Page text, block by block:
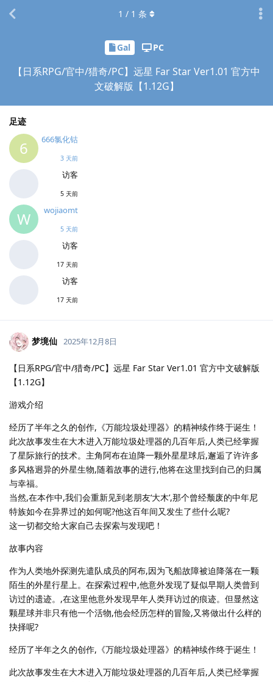
Gal PC
【日系RPG/官中/猎奇/PC】远星 Far Star Ver1.01 官方中
文破解版【1.12G】
足迹
6 666氯化钴
3 天前
访客
5 天前
W wojiaomt
5 天前
访客
17 天前
访客
17 天前
1 / 1 条
梦境仙 2025年12月8日
【日系RPG/官中/猎奇/PC】远星 Far Star Ver1.01 官方中文破解版
【1.12G】
游戏介绍
经历了半年之久的创作,《万能垃圾处理器》的精神续作终于诞生！
此次故事发生在大木进入万能垃圾处理器的几百年后,人类已经掌握
了星际旅行的技术。主角阿布在迫降一颗外星星球后,邂逅了许许多
多风格迥异的外星生物,随着故事的进行,他将在这里找到自己的归属
与幸福。
当然,在本作中,我们会重新见到老朋友‘大木’,那个曾经颓废的中年尼
特族如今在异界过的如何呢?他这百年间又发生了些什么呢?
这一切都交给大家自己去探索与发现吧！
故事内容
作为人类地外探测先遣队成员的阿布,因为飞船故障被迫降落在一颗
陌生的外星行星上。在探索过程中,他意外发现了疑似早期人类曾到
访过的遗迹。,在这里他意外发现早年人类拜访过的痕迹。但显然这
颗星球并非只有他一个活物,他会经历怎样的冒险,又将做出什么样的
抉择呢?
经历了半年之久的创作,《万能垃圾处理器》的精神续作终于诞生！
此次故事发生在大木进入万能垃圾处理器的几百年后,人类已经掌握